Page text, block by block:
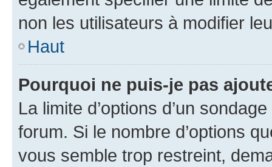
non les utilisateurs à modifier
Haut
Pourquoi ne puis-je pas
La limite d’options d’un
forum. Si le nombre d’options
vous semble trop restreint,